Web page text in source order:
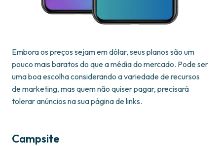
Embora os preços sejam em dólar, seus planos são um
pouco mais baratos do que a média do mercado. Pode ser
uma boa escolha considerando a variedade de recursos
de marketing, mas quem não quiser pagar, precisará
tolerar anúncios na sua página de links.
Campsite